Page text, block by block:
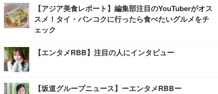
【アジア美食レポート】編集部注目のYouTuberがオス
スメ！タイ・バンコクに行ったら食べたいグルメをチ
ェック
【エンタメRBB】注目の人にインタビュー
【坂道グループニュース】ーエンタメRBBー